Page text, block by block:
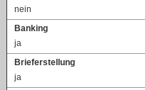
nein
Banking
ja
Brieferstellung
ja